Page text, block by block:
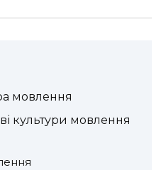
мовлення
культури мовлення